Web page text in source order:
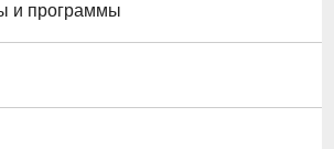
и программы